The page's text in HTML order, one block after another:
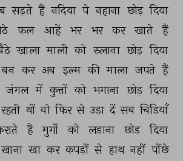
सड़ते हैं नदिया पे नहाना छोड़ दिया
फल आहें भर भर कर खाते
हैं
ख़ाला माली को रुलाना छोड़ दिया
बन कर अब इल्म की माला जपते हैं
जंगल में कुत्तों को भगाना छोड़ दिया
रहती थीं वो फिर से उड़ा दें सब चिड़ियाँ
हैं मुर्गों को लड़ाना छोड़ दिया
खाना खा कर कपड़ों से हाथ नहीं पोंछे